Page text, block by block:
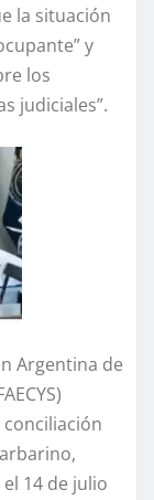
la situación
y
los
judiciales”.
Argentina de
14 de julio